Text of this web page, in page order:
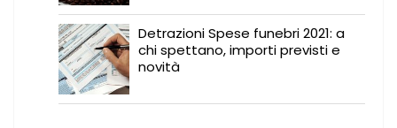
Detrazioni Spese funebri 2021: a
chi spettano, importi previsti e
novità